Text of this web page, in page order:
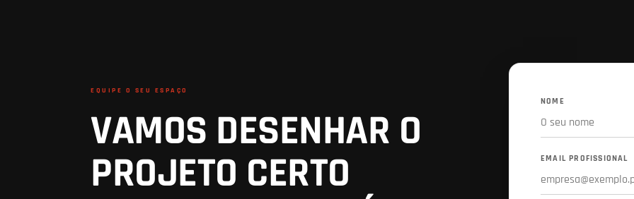
EQUIPE O SEU ESPAÇO
VAMOS DESENHAR O
PROJETO CERTO
NOME
EMAIL PROFISSIONAL